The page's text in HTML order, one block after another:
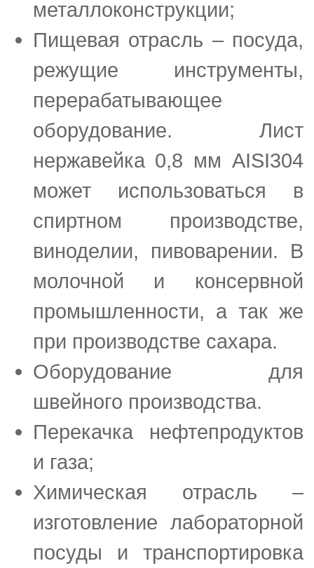
металлоконструкции;
Пищевая отрасль – посуда,
режущие инструменты,
перерабатывающее
оборудование. Лист
нержавейка 0,8 мм AISI304
может использоваться в
спиртном производстве,
виноделии, пивоварении. В
молочной и консервной
промышленности, а так же
при производстве сахара.
Оборудование для
швейного производства.
Перекачка нефтепродуктов
и газа;
Химическая отрасль –
изготовление лабораторной
посуды и транспортировка